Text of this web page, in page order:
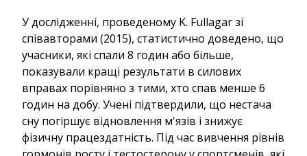
У дослідженні, проведеному K. Fullagar зі
співавторами (2015), статистично доведено, що
учасники, які спали 8 годин або більше,
показували кращі результати в силових
вправах порівняно з тими, хто спав менше 6
годин на добу. Учені підтвердили, що нестача
сну погіршує відновлення м'язів і знижує
фізичну працездатність. Під час вивчення рівнів